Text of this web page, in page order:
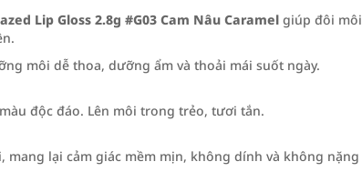
Lip Gloss 2.8g #G03 Cam Nâu Caramel giúp đôi
môi dễ thoa, dưỡng ẩm và thoải mái suốt ngày.
độc đáo. Lên môi trong trẻo, tươi tắn.
mang lại cảm giác mềm mịn, không dính và không nặng